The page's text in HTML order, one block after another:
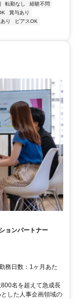
転勤なし
経験不問
賞与あり
り
ピアスOK
ョンパートナー
務日数：1ヶ月あた
名を超えて急成長
した人事企画領域の